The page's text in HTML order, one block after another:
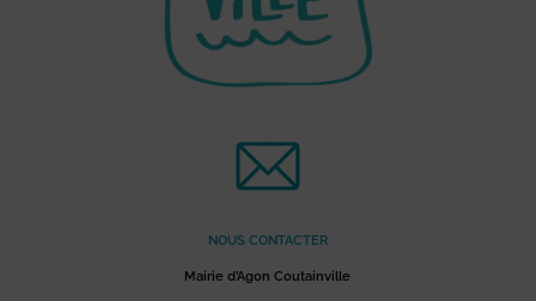
NOUS CONTACTER
Mairie d’Agon Coutainville